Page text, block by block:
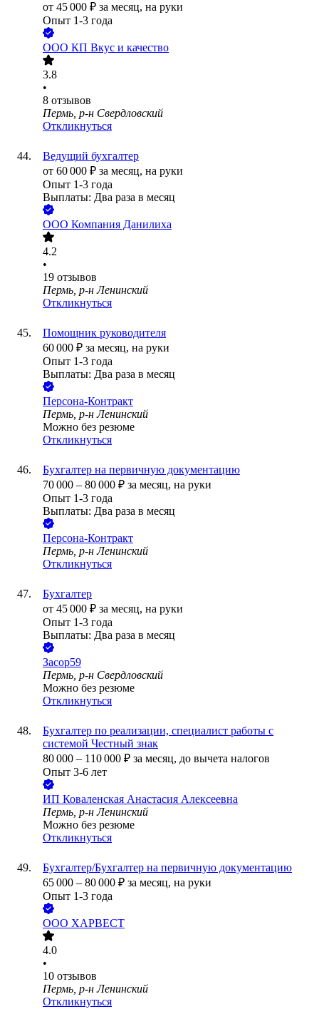
от 45 000 ₽ за месяц, на руки
Опыт 1-3 года
ООО КП Вкус и качество
3.8
•
8 отзывов
Пермь, р-н Свердловский
Откликнуться
Ведущий бухгалтер
от 60 000 ₽ за месяц, на руки
Опыт 1-3 года
Выплаты: Два раза в месяц
ООО Компания Данилиха
4.2
•
19 отзывов
Пермь, р-н Ленинский
Откликнуться
Помощник руководителя
60 000 ₽ за месяц, на руки
Опыт 1-3 года
Выплаты: Два раза в месяц
Персона-Контракт
Пермь, р-н Ленинский
Можно без резюме
Откликнуться
Бухгалтер на первичную документацию
70 000 – 80 000 ₽ за месяц, на руки
Опыт 1-3 года
Выплаты: Два раза в месяц
Персона-Контракт
Пермь, р-н Ленинский
Откликнуться
Бухгалтер
от 45 000 ₽ за месяц, на руки
Опыт 1-3 года
Выплаты: Два раза в месяц
Засор59
Пермь, р-н Свердловский
Можно без резюме
Откликнуться
Бухгалтер по реализации, специалист работы с
системой Честный знак
80 000 – 110 000 ₽ за месяц, до вычета налогов
Опыт 3-6 лет
ИП Коваленская Анастасия Алексеевна
Пермь, р-н Ленинский
Можно без резюме
Откликнуться
Бухгалтер/Бухгалтер на первичную документацию
65 000 – 80 000 ₽ за месяц, на руки
Опыт 1-3 года
ООО ХАРВЕСТ
4.0
•
10 отзывов
Пермь, р-н Ленинский
Откликнуться